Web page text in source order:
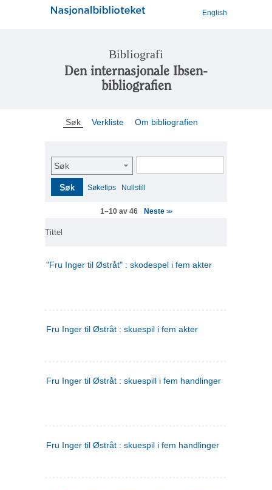
English
Bibliografi
Den internasjonale Ibsen-
bibliografien
Søk Verkliste Om bibliografien
Søk
Søk Søketips Nullstill
1–10 av 46 Neste>>
Tittel
"Fru Inger til Østråt" : skodespel i fem akter
Fru Inger til Østråt : skuespil i fem akter
Fru Inger til Østråt : skuespill i fem handlinger
Fru Inger til Østråt : skuespil i fem handlinger